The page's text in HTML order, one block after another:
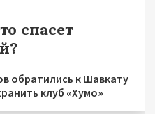
спасет
обратились к Шавкату
клуб «Хумо»